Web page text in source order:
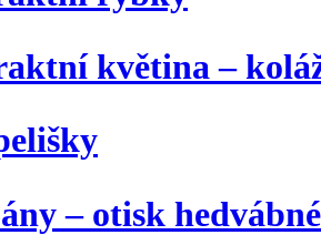
květina –
– otisk